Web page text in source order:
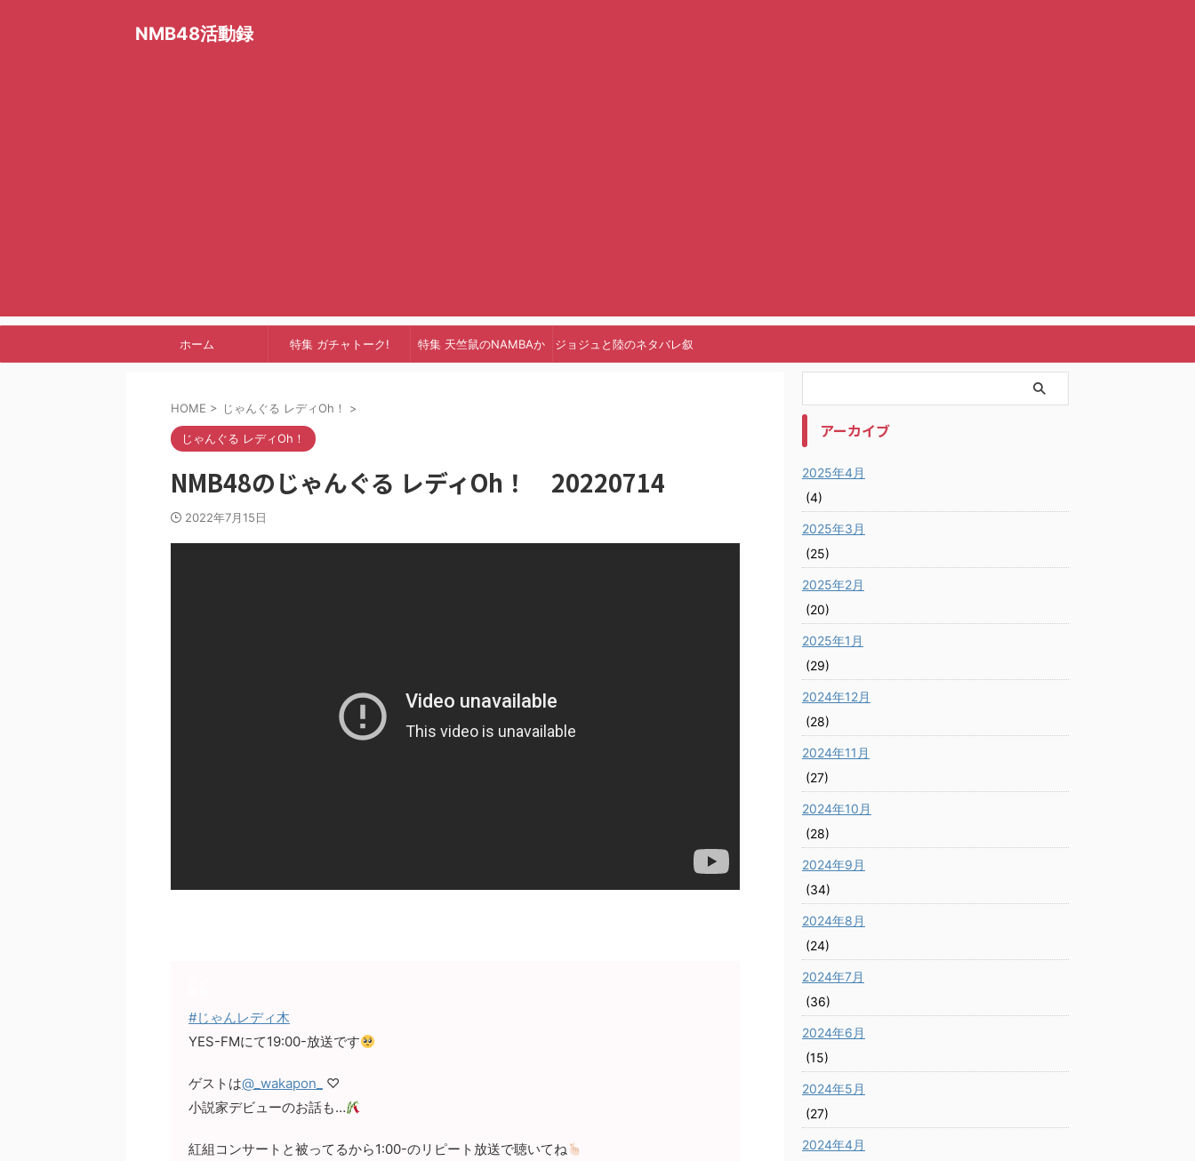
NMB48活動録
ホーム 特集 ガチャトーク! 特集 天竺鼠のNAMBAか ジョジュと陸のネタバレ叙
HOME > じゃんぐる レディOh！ >
じゃんぐる レディOh！
NMB48のじゃんぐる レディOh！ 20220714
2022年7月15日
#じゃんレディ木
YES-FMにて19:00-放送です
ゲストは@_wakapon_
♡
小説家デビューのお話も…
紅組コンサートと被ってるから1:00-のリピート放送で聴いてね
アーカイブ
2025年4月
(4)
2025年3月
(25)
2025年2月
(20)
2025年1月
(29)
2024年12月
(28)
2024年11月
(27)
2024年10月
(28)
2024年9月
(34)
2024年8月
(24)
2024年7月
(36)
2024年6月
(15)
2024年5月
(27)
2024年4月